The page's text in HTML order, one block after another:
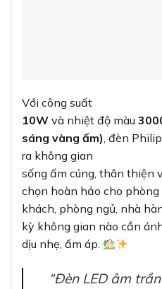
Với công suất
10W và nhiệt độ màu
sáng vàng ấm), đèn
ra không gian
sống ấm cúng, thân thiện
chọn hoàn hảo cho phòng
khách, phòng ngủ, nhà
kỳ không gian nào cần
dịu nhẹ, ấm áp.
“Đèn LED âm trần